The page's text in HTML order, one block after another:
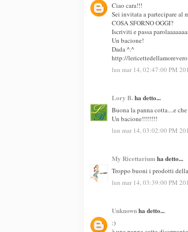
Ciao cara!!!
Sei invitata a partecipare al
COSA SFORNO OGGI?
Iscriviti e passa
Un bacione!
Dada ^.^
http://
lun mar 14, 02:47:00 PM
Lory B.ha detto...
Buona la panna cotta....e
Un bacione!!!!!!!!
lun mar 14, 03:02:00 PM
My Ricettariumha detto...
Troppo buoni i prodotti
lun mar 14, 03:39:00 PM
Unknownha detto...
:)